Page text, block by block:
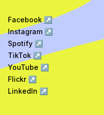
Facebook↗
Instagram ↗
Spotify ↗
TikTok ↗
YouTube ↗
Flickr↗
LinkedIn ↗